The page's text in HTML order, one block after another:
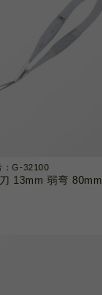
：G-32100
13mm 弱弯 80mm